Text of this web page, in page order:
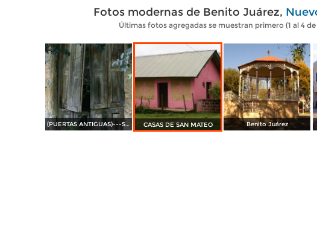
Fotos modernas de Benito Juárez,
Últimas fotos agregadas se muestran primero (1 al 4 de
(PUERTAS ANTIGUAS)---SAN MATEO CASAS DE SAN MATEO Benito Juárez